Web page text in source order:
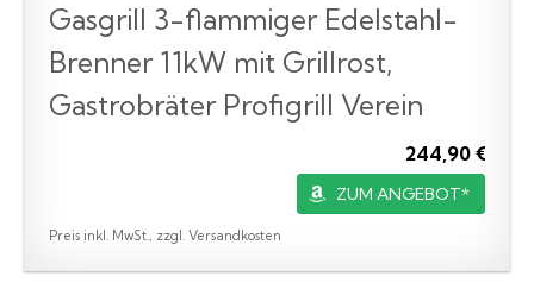
Gasgrill 3-flammiger Edelstahl-
Brenner 11kW mit Grillrost,
Gastrobräter Profigrill Verein
244,90 €
ZUM ANGEBOT*
Preis inkl. MwSt., zzgl. Versandkosten